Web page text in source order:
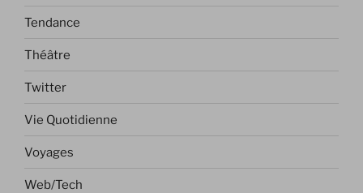
Tendance
Théâtre
Twitter
Vie Quotidienne
Voyages
Web/Tech